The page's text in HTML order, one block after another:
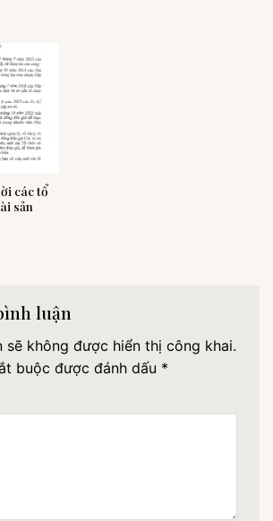
các tổ
sản
luận
sẽ không được hiển thị công khai.
buộc được đánh dấu *